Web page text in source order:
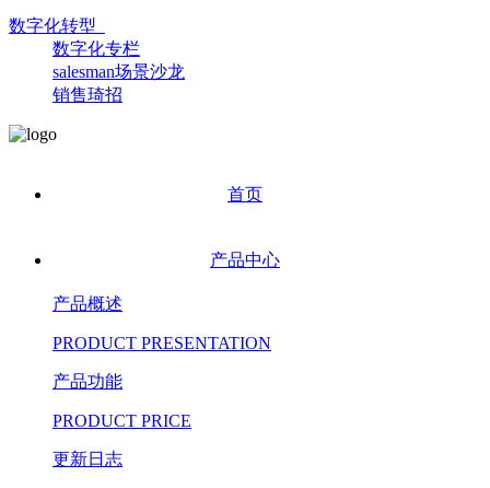
数字化转型
数字化专栏
salesman场景沙龙
销售琦招
首页
产品中心
产品概述
PRODUCT PRESENTATION
产品功能
PRODUCT PRICE
更新日志